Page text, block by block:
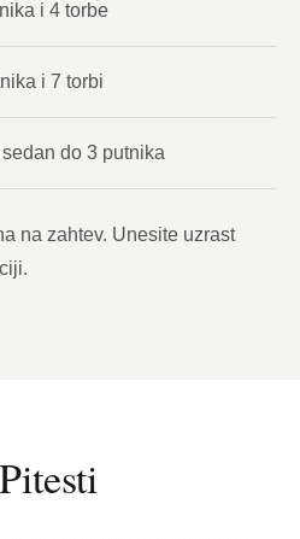
i 4 torbe
i 7 torbi
do 3 putnika
na zahtev. Unesite uzrast